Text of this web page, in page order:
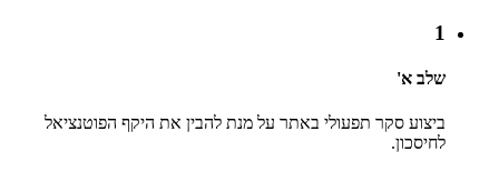
1
שלב א'
ביצוע סקר תפעולי באתר על מנת להבין את היקף הפוטנציאל
לחיסכון.